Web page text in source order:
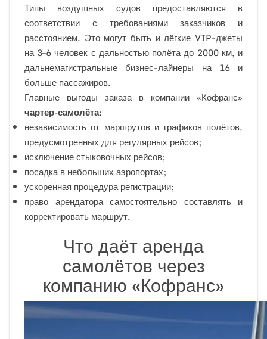
Типы воздушных судов предоставляются в
соответствии с требованиями заказчиков и
расстоянием. Это могут быть и лёгкие VIP-джеты
на 3–6 человек с дальностью полёта до 2000 км, и
дальнемагистральные бизнес-лайнеры на 16 и
больше пассажиров.
Главные выгоды заказа в компании «Кофранс»
чартер-самолёта:
независимость от маршрутов и графиков полётов,
предусмотренных для регулярных рейсов;
исключение стыковочных рейсов;
посадка в небольших аэропортах;
ускоренная процедура регистрации;
право арендатора самостоятельно составлять и
корректировать маршрут.
Что даёт аренда
самолётов через
компанию «Кофранс»